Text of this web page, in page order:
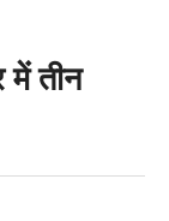
में तीन